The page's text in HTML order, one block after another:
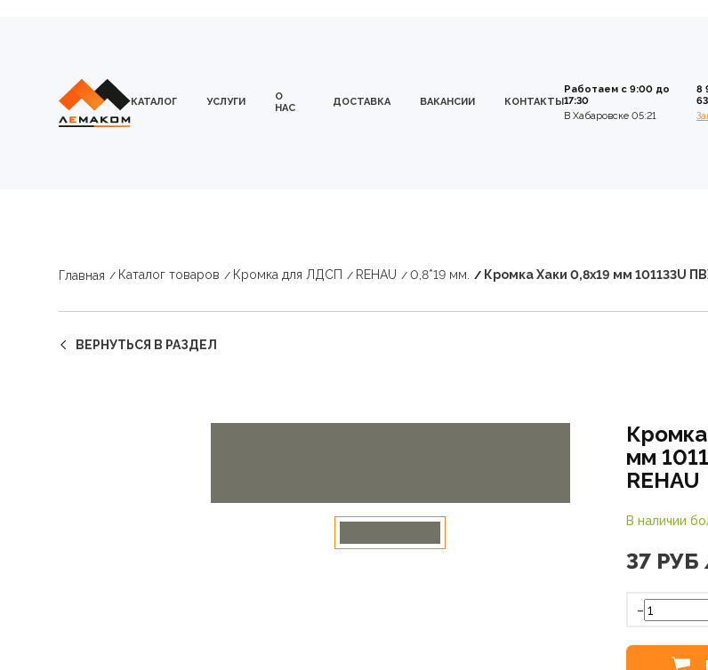
КАТАЛОГ УСЛУГИ
О
НАС
ДОСТАВКА ВАКАНСИИ КОНТАКТЫ
Работаем с 9:00 до
17:30
В Хабаровске 05:21
8
Главная Каталог товаров Кромка для ЛДСП REHAU 0,8*19 мм. Кромка Хаки 0,8х19 мм 101133U
ВЕРНУТЬСЯ В РАЗДЕЛ
мм
REHAU
В наличии
37
-